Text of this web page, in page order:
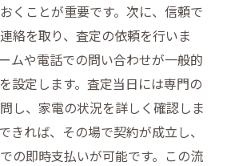
不要なストレスフリーな手続き
ービスが支持される理由
ける安心感郡山市栄町の出張買
ーを守る出張査定の魅力
の出張買取スタッフの信頼性
くことが重要です。次に、信頼で
絡を取り、査定の依頼を行いま
ムや電話での問い合わせが一般的
設定します。査定当日には専門の
し、家電の状況を詳しく確認しま
きれば、その場で契約が成立し、
の即時支払いが可能です。この流